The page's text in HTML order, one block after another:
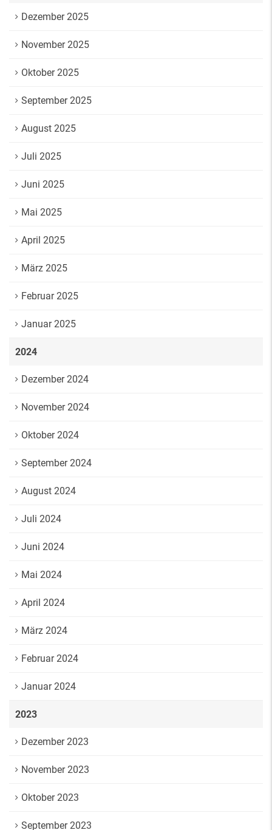
Dezember 2025
November 2025
Oktober 2025
September 2025
August 2025
Juli 2025
Juni 2025
Mai 2025
April 2025
März 2025
Februar 2025
Januar 2025
2024
Dezember 2024
November 2024
Oktober 2024
September 2024
August 2024
Juli 2024
Juni 2024
Mai 2024
April 2024
März 2024
Februar 2024
Januar 2024
2023
Dezember 2023
November 2023
Oktober 2023
September 2023